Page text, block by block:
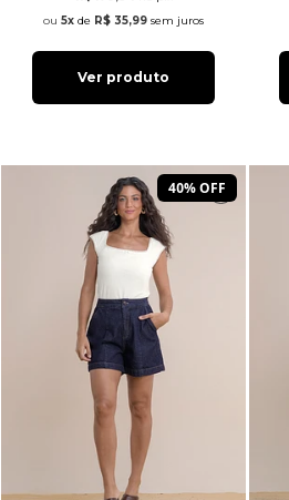
5x de R$ 35,99 sem juros
Ver produto
40% OFF